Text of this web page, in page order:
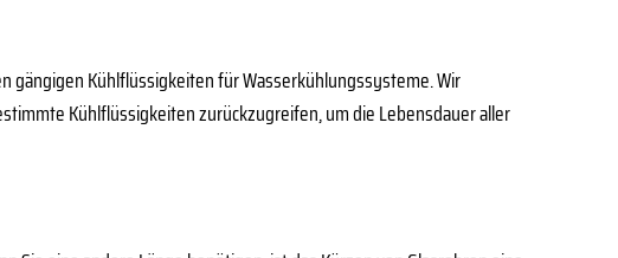
gängigen Kühlflüssigkeiten für Wasserkühlungssysteme. Wir
Kühlflüssigkeiten zurückzugreifen, um die Lebensdauer aller